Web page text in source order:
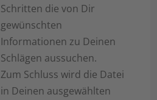
Schritten die von Dir
gewünschten
Informationen zu Deinen
Schlägen aussuchen.
Zum Schluss wird die Datei
in Deinen ausgewählten